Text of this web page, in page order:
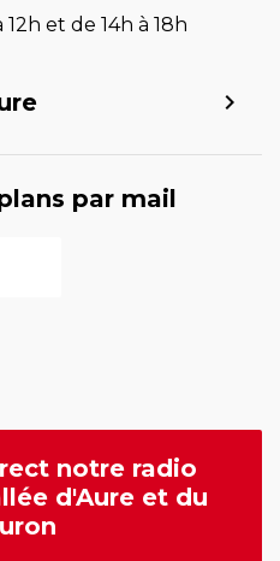
et de 14h à 18h
par mail
notre radio
d'Aure et du